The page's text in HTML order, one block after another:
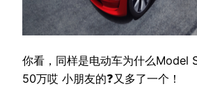
你看，同样是电动车为什么Model
50万哎️ 小朋友的❓又多了一个！